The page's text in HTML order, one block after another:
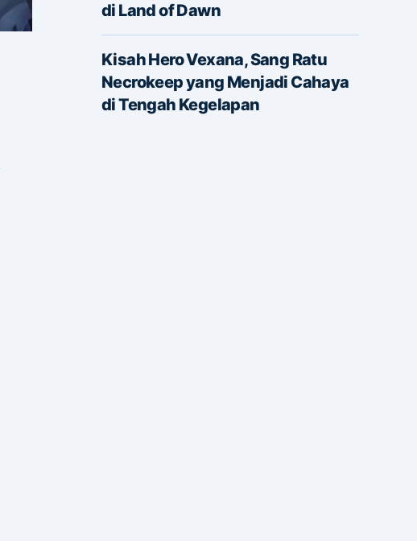
di Land of Dawn
Kisah Hero Vexana, Sang Ratu
Necrokeep yang Menjadi Cahaya
di Tengah Kegelapan